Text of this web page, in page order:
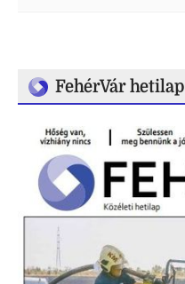
FehérVár hetilap